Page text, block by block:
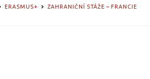
ERASMUS+ ZAHRANIČNÍ STÁŽE – FRANCIE